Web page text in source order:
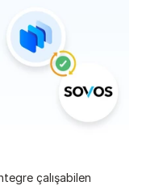
çalışabilen